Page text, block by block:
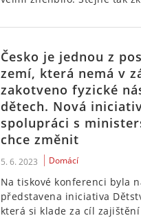
Česko je jednou z
zemí, která nemá v
zakotveno fyzické
dětech. Nová
spolupráci s
chce změnit
5. 6. 2023 Domácí
Na tiskové konferenci byla
představena iniciativa
která si klade za cíl